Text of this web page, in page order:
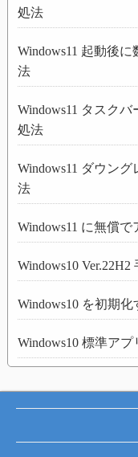
処法
Windows11 起動後
法
Windows11 タスク
処法
Windows11 ダウン
法
Windows11 に無償
Windows10
Windows10 を初期
Windows10 標準ア